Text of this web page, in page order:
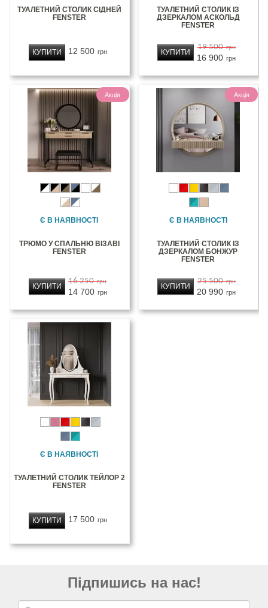
ТУАЛЕТНИЙ СТОЛИК СІДНЕЙ
FENSTER
12 500 грн
КУПИТИ
ТУАЛЕТНИЙ СТОЛИК ІЗ
ДЗЕРКАЛОМ АСКОЛЬД
FENSTER
19 500 грн
16 900 грн
КУПИТИ
Акція
Є В НАЯВНОСТІ
ТРЮМО У СПАЛЬНЮ ВІЗАВІ
FENSTER
16 250 грн
14 700 грн
КУПИТИ
Акція
Є В НАЯВНОСТІ
ТУАЛЕТНИЙ СТОЛИК ІЗ
ДЗЕРКАЛОМ БОНЖУР
FENSTER
25 500 грн
20 990 грн
КУПИТИ
Є В НАЯВНОСТІ
ТУАЛЕТНИЙ СТОЛИК ТЕЙЛОР 2
FENSTER
17 500 грн
КУПИТИ
Підпишись на нас!